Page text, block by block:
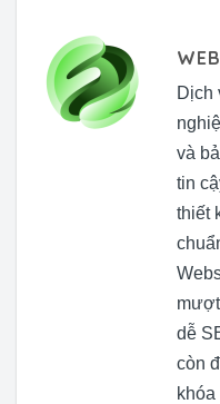
Dịch
và
tin
thiết
dễ
còn